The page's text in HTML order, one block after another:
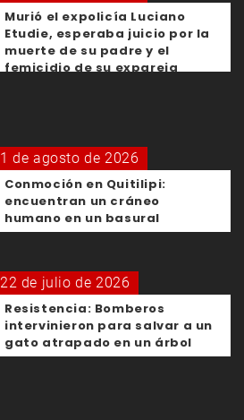
Murió el expolicía Luciano
Etudie, esperaba juicio por la
muerte de su padre y el
femicidio de su expareja
1 de agosto de 2026
Conmoción en Quitilipi:
encuentran un cráneo
humano en un basural
22 de julio de 2026
Resistencia: Bomberos
intervinieron para salvar a un
gato atrapado en un árbol